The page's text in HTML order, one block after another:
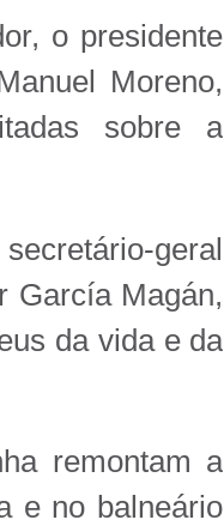
o presidente
Moreno,
sobre a
geral
García Magán,
da vida e da
remontam a
e no balneário